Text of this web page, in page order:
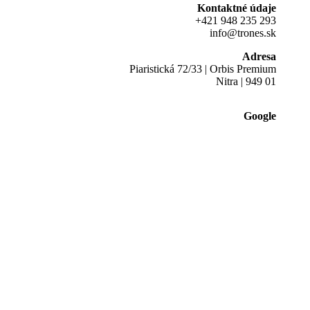
Kontaktné údaje
+421 948 235 293
info@trones.sk
Adresa
Piaristická 72/33 | Orbis Premium
Nitra | 949 01
Google